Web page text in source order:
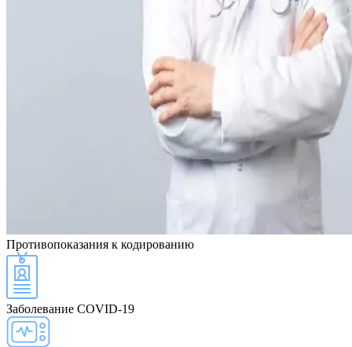
Противопоказания к кодированию
Заболевание COVID-19